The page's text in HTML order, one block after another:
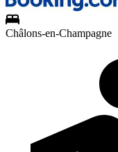
Châlons-en-Champagne